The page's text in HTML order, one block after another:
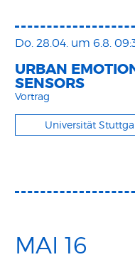
Do. 28.04. um 6.8.
URBAN
SENSORS
Vortrag
Universität
MAI 16